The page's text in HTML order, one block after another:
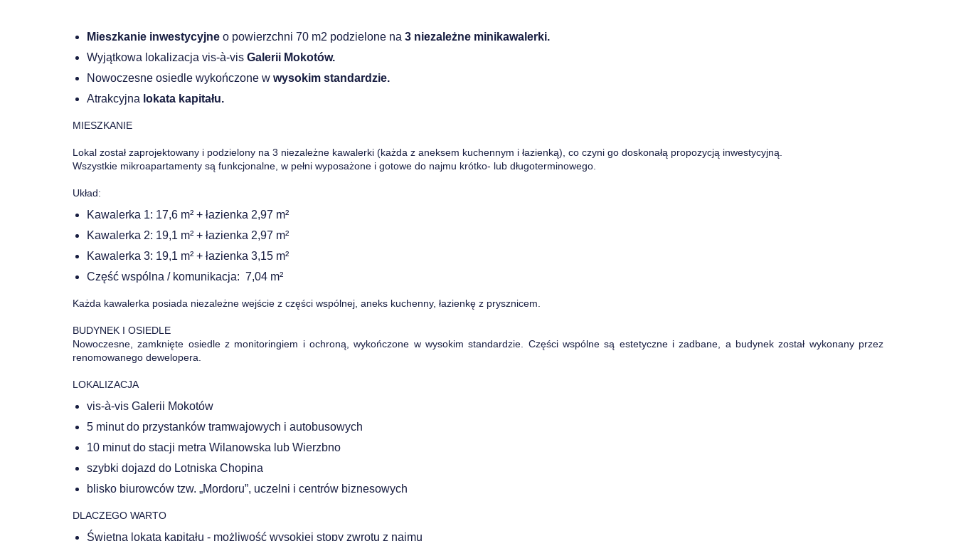
Mieszkanie inwestycyjne o powierzchni 70 m2 podzielone na 3 niezależne minikawalerki.
Wyjątkowa lokalizacja vis-à-vis Galerii Mokotów.
Nowoczesne osiedle wykończone w wysokim standardzie.
Atrakcyjna lokata kapitału.
MIESZKANIE
Lokal został zaprojektowany i podzielony na 3 niezależne kawalerki (każda z aneksem kuchennym i łazienką), co czyni go doskonałą propozycją inwestycyjną.
Wszystkie mikroapartamenty są funkcjonalne, w pełni wyposażone i gotowe do najmu krótko- lub długoterminowego.
Układ:
Kawalerka 1: 17,6 m² + łazienka 2,97 m²
Kawalerka 2: 19,1 m² + łazienka 2,97 m²
Kawalerka 3: 19,1 m² + łazienka 3,15 m²
Część wspólna / komunikacja: 7,04 m²
Każda kawalerka posiada niezależne wejście z części wspólnej, aneks kuchenny, łazienkę z prysznicem.
BUDYNEK I OSIEDLE
Nowoczesne, zamknięte osiedle z monitoringiem i ochroną, wykończone w wysokim standardzie. Części wspólne są estetyczne i zadbane, a budynek został wykonany przez
renomowanego dewelopera.
LOKALIZACJA
vis-à-vis Galerii Mokotów
5 minut do przystanków tramwajowych i autobusowych
10 minut do stacji metra Wilanowska lub Wierzbno
szybki dojazd do Lotniska Chopina
blisko biurowców tzw. „Mordoru”, uczelni i centrów biznesowych
DLACZEGO WARTO
Świetna lokata kapitału - możliwość wysokiej stopy zwrotu z najmu